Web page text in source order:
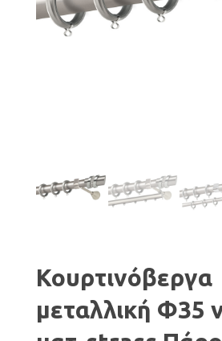
Κουρτινόβεργα
μεταλλική Φ35